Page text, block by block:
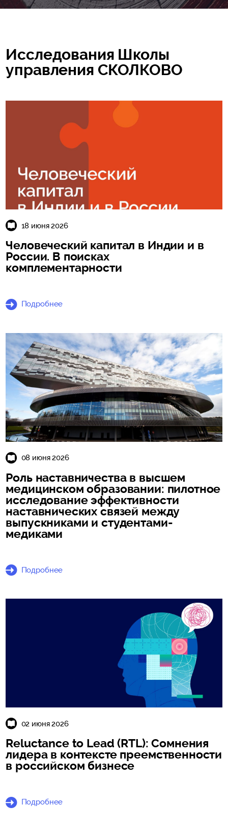
Исследования Школы
управления СКОЛКОВО
18 июня 2026
Человеческий капитал в Индии и в
России. В поисках
комплементарности
Подробнее
08 июня 2026
Роль наставничества в высшем
медицинском образовании: пилотное
исследование эффективности
наставнических связей между
выпускниками и студентами-
медиками
Подробнее
02 июня 2026
Reluctance to Lead (RTL): Сомнения
лидера в контексте преемственности
в российском бизнесе
Подробнее